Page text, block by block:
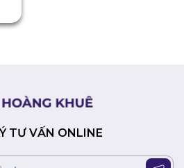
TƯ VẤN ONLINE